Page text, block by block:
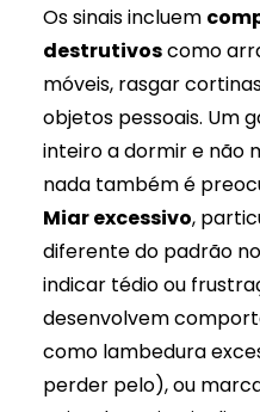
Os sinais incluem
destrutivoscomo
móveis, rasgar
objetos pessoais. Um
inteiro a dormir e não
nada também é
Miar excessivo,
diferente do padrão
indicar tédio ou
desenvolvem
como lambedura
perder pelo), ou